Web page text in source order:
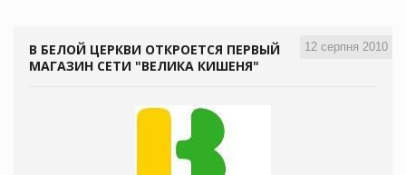
12 серпня 2010
В БЕЛОЙ ЦЕРКВИ ОТКРОЕТСЯ ПЕРВЫЙ
МАГАЗИН СЕТИ "ВЕЛИКА КИШЕНЯ"